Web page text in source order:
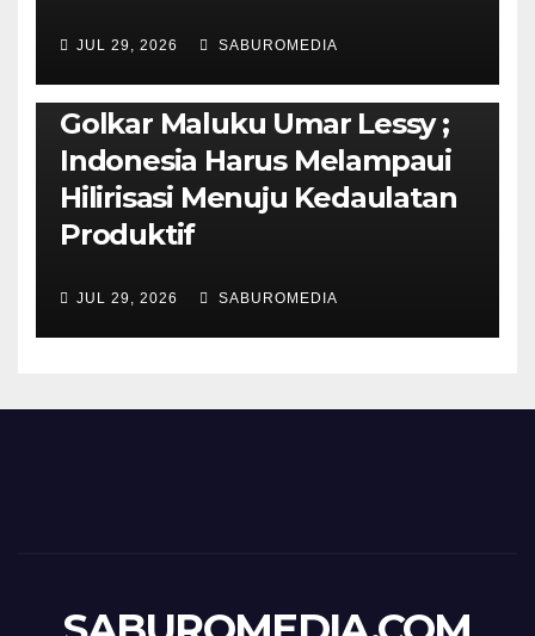
JUL 29, 2026 SABUROMEDIA
PENDIDIKAN & OLAHRAGA THE MOLUCCAS
Isi Materi LK-III HMI, Ketua
Golkar Maluku Umar Lessy ;
Indonesia Harus Melampaui
Hilirisasi Menuju Kedaulatan
Produktif
JUL 29, 2026 SABUROMEDIA